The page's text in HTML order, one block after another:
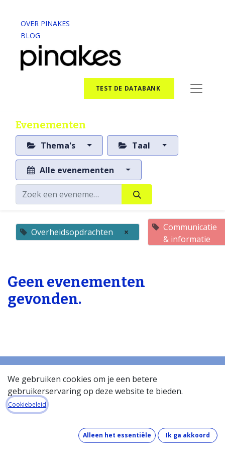
OVER PINAKES
BLOG
TEST DE DATABANK
Evenementen
Thema's Taal
Alle evenementen
Overheidsopdrachten ×
Communicatie
& informatie
Geen evenementen
gevonden.
Startpagina
Over de databank
Hoe werkt de databank?
Wat zit er in de databank?
We gebruiken cookies om je een betere
gebruikerservaring op deze website te bieden.
Cookiebeleid
Alleen het essentiële Ik ga akkoord